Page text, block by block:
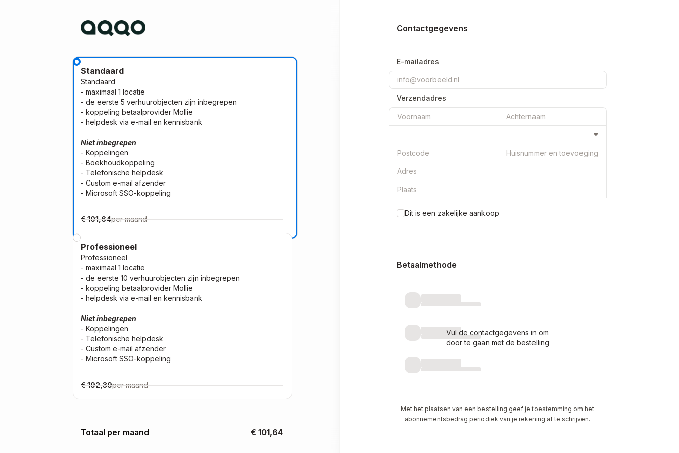
Standaard
Standaard
- maximaal 1 locatie
- de eerste 5 verhuurobjecten zijn inbegrepen
- koppeling betaalprovider Mollie
- helpdesk via e-mail en kennisbank
Niet inbegrepen
- Koppelingen
- Boekhoudkoppeling
- Telefonische helpdesk
- Custom e-mail afzender
- Microsoft SSO-koppeling
€ 101,64per maand
Professioneel
Professioneel
- maximaal 1 locatie
- de eerste 10 verhuurobjecten zijn inbegrepen
- koppeling betaalprovider Mollie
- helpdesk via e-mail en kennisbank
Niet inbegrepen
- Koppelingen
- Telefonische helpdesk
- Custom e-mail afzender
- Microsoft SSO-koppeling
€ 192,39per maand
Totaal per maand € 101,64
Contactgegevens
E-mailadres
Verzendadres
Dit is een zakelijke aankoop
Betaalmethode
Vul de contactgegevens in om
door te gaan met de bestelling
Met het plaatsen van een bestelling geef je toestemming om het
abonnementsbedrag periodiek van je rekening af te schrijven.